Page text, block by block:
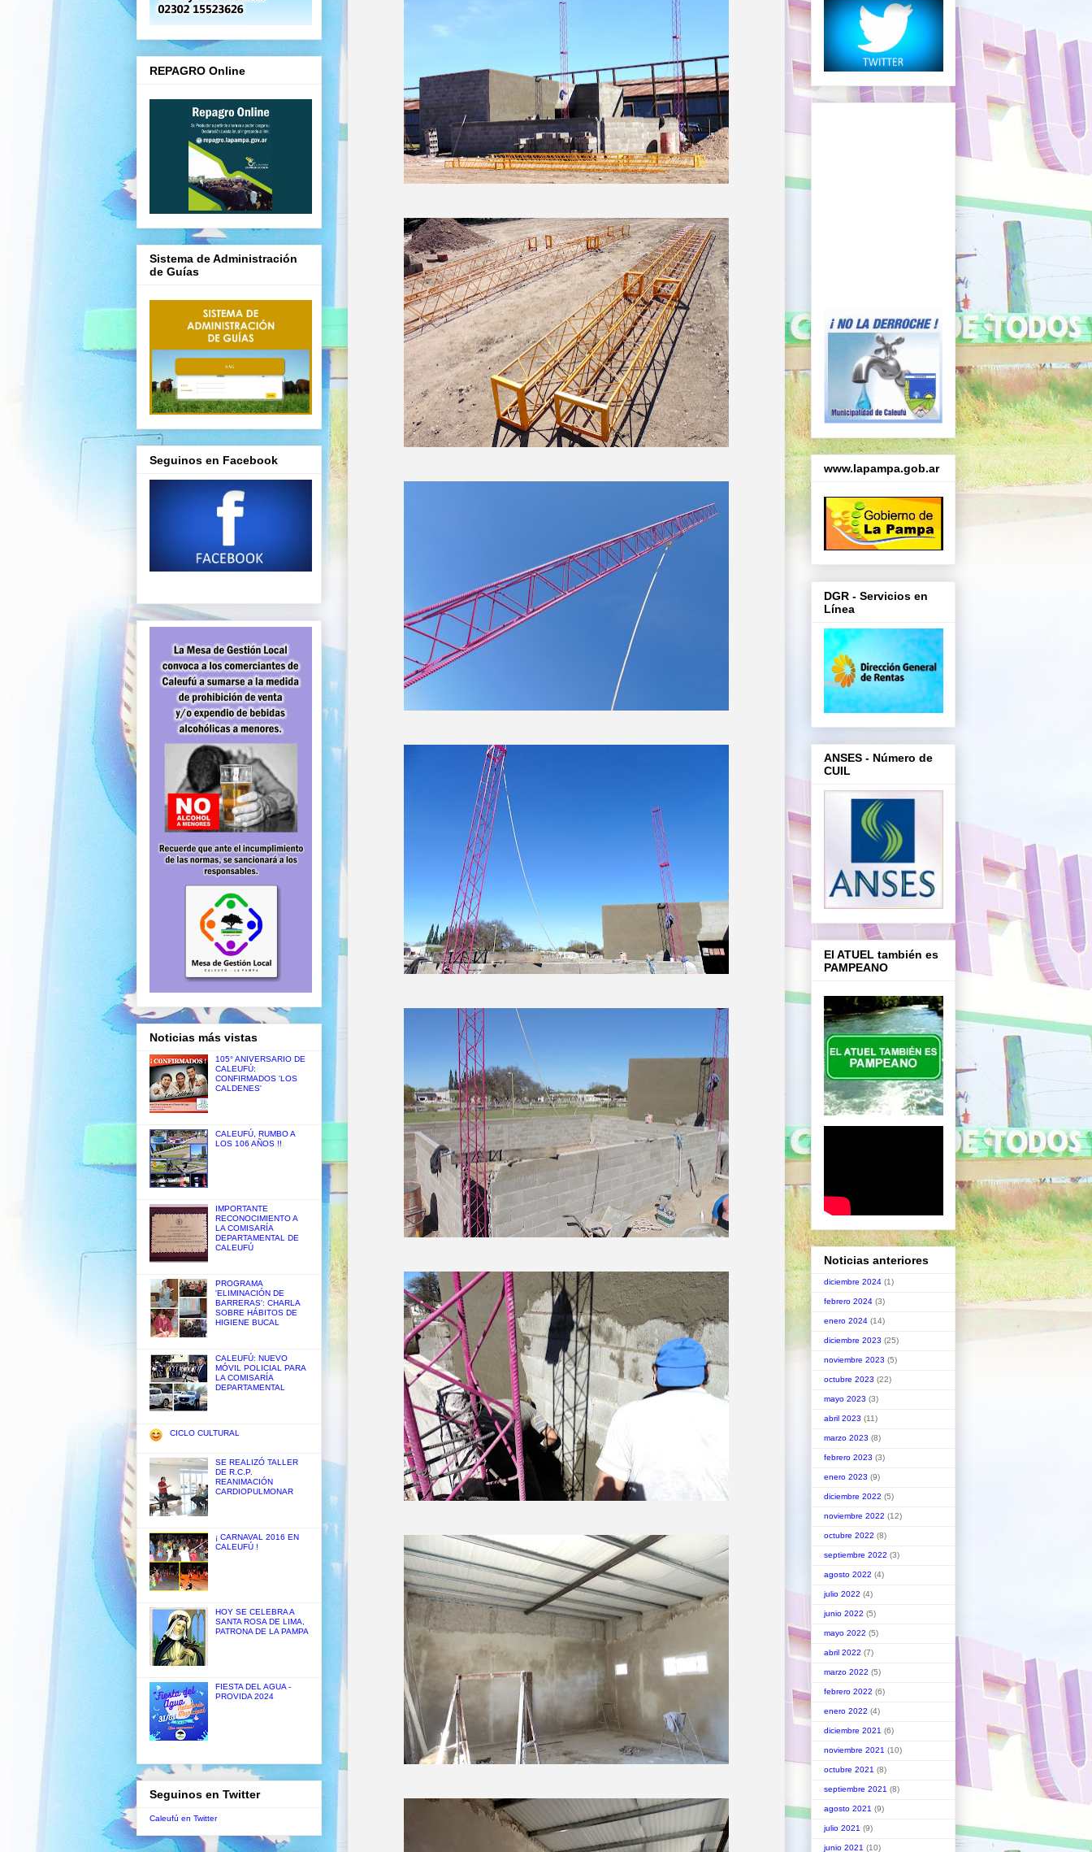
REPAGRO Online
Sistema de Administración
de Guías
Seguinos en Facebook
Noticias más vistas
105° ANIVERSARIO DE
CALEUFÚ:
CONFIRMADOS 'LOS
CALDENES'
CALEUFÚ, RUMBO A
LOS 106 AÑOS !!
IMPORTANTE
RECONOCIMIENTO A
LA COMISARÍA
DEPARTAMENTAL DE
CALEUFÚ
PROGRAMA
'ELIMINACIÓN DE
BARRERAS': CHARLA
SOBRE HÁBITOS DE
HIGIENE BUCAL
CALEUFÚ: NUEVO
MÓVIL POLICIAL PARA
LA COMISARÍA
DEPARTAMENTAL
CICLO CULTURAL
SE REALIZÓ TALLER
DE R.C.P.
REANIMACIÓN
CARDIOPULMONAR
¡ CARNAVAL 2016 EN
CALEUFÚ !
HOY SE CELEBRA A
SANTA ROSA DE LIMA,
PATRONA DE LA PAMPA
FIESTA DEL AGUA -
PROVIDA 2024
Seguinos en Twitter
Caleufú en Twitter
www.lapampa.gob.ar
DGR - Servicios en
Línea
ANSES - Número de
CUIL
El ATUEL también es
PAMPEANO
Noticias anteriores
diciembre 2024 (1)
febrero 2024 (3)
enero 2024 (14)
diciembre 2023 (25)
noviembre 2023 (5)
octubre 2023 (22)
mayo 2023 (3)
abril 2023 (11)
marzo 2023 (8)
febrero 2023 (3)
enero 2023 (9)
diciembre 2022 (5)
noviembre 2022 (12)
octubre 2022 (8)
septiembre 2022 (3)
agosto 2022 (4)
julio 2022 (4)
junio 2022 (5)
mayo 2022 (5)
abril 2022 (7)
marzo 2022 (5)
febrero 2022 (6)
enero 2022 (4)
diciembre 2021 (6)
noviembre 2021 (10)
octubre 2021 (8)
septiembre 2021 (8)
agosto 2021 (9)
julio 2021 (9)
junio 2021 (10)